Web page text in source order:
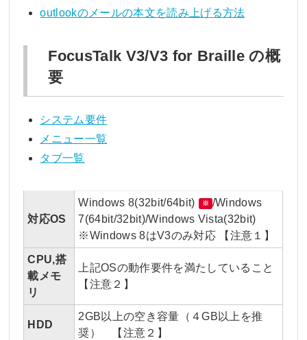
outlookのメールの本文を読み上げる方法
FocusTalk V3/V3 for Braille の概
要
システム要件
メニュー一覧
タブ一覧
対応OS
Windows 8(32bit/64bit) ※ /Windows
7(64bit/32bit)/Windows Vista(32bit)
※Windows 8はV3のみ対応 【注意１】
CPU,搭
載メモ
リ
上記OSの動作要件を満たしていること
【注意２】
HDD
2GB以上の空き容量（４GB以上を推
奨） 【注意２】